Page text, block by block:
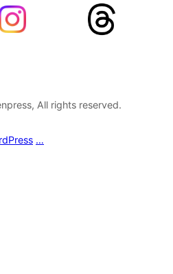
All rights reserved.
…